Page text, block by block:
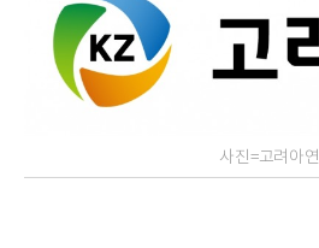
사진=고려아연